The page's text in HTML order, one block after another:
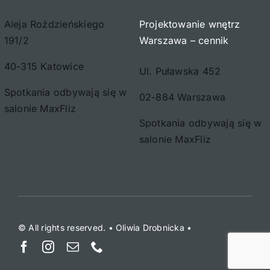
Aleja Roździeńskiego
191/2
40-315 Katowice
Spotkania odbywają się w
salonie MaxFliz
Projektowanie wnętrz
Warszawa – cennik
Ul. Puławska 452
02-884 Warszawa
Spotkania odbywają się w
salonie MaxFliz
© All rights reserved. • Oliwia Drobnicka •